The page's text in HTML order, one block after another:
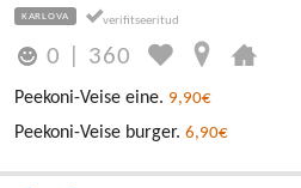
KARLOVA
0 360
Peekoni-Veise eine. 9,90€
Peekoni-Veise burger. 6,90€